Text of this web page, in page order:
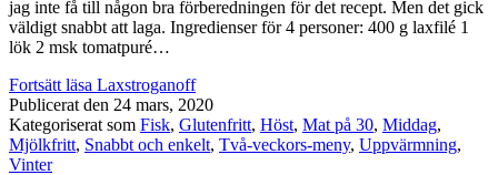
jag inte få till någon bra förberedningen för det recept. Men det gick
väldigt snabbt att laga. Ingredienser för 4 personer: 400 g laxfilé 1
lök 2 msk tomatpuré…
Fortsätt läsa Laxstroganoff
Publicerat den 24 mars, 2020
Kategoriserat som Fisk, Glutenfritt, Höst, Mat på 30, Middag,
Mjölkfritt, Snabbt och enkelt, Två-veckors-meny, Uppvärmning,
Vinter